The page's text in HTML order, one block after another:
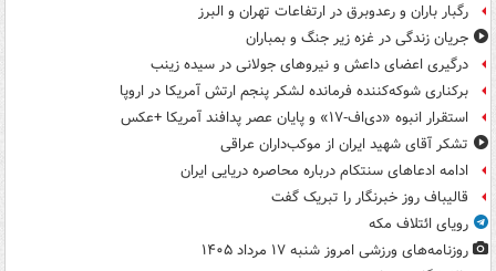
رگبار باران و رعدوبرق در ارتفاعات تهران و البرز
جریان زندگی در غزه زیر جنگ و بمباران
درگیری اعضای داعش و نیروهای جولانی در سیده زینب
برکناری شوکه‌کننده فرمانده لشکر پنجم ارتش آمریکا در اروپا
استقرار انبوه «دی‌اف‑۱۷» و پایان عصر پدافند آمریکا +عکس
تشکر آقای شهید ایران از موکب‌داران عراقی
ادامه ادعاهای سنتکام درباره محاصره دریایی ایران
قالیباف روز خبرنگار را تبریک گفت
رویای ائتلاف مکه
روزنامه‌های ورزشی امروز ‌شنبه ۱۷ مرداد ۱۴۰۵